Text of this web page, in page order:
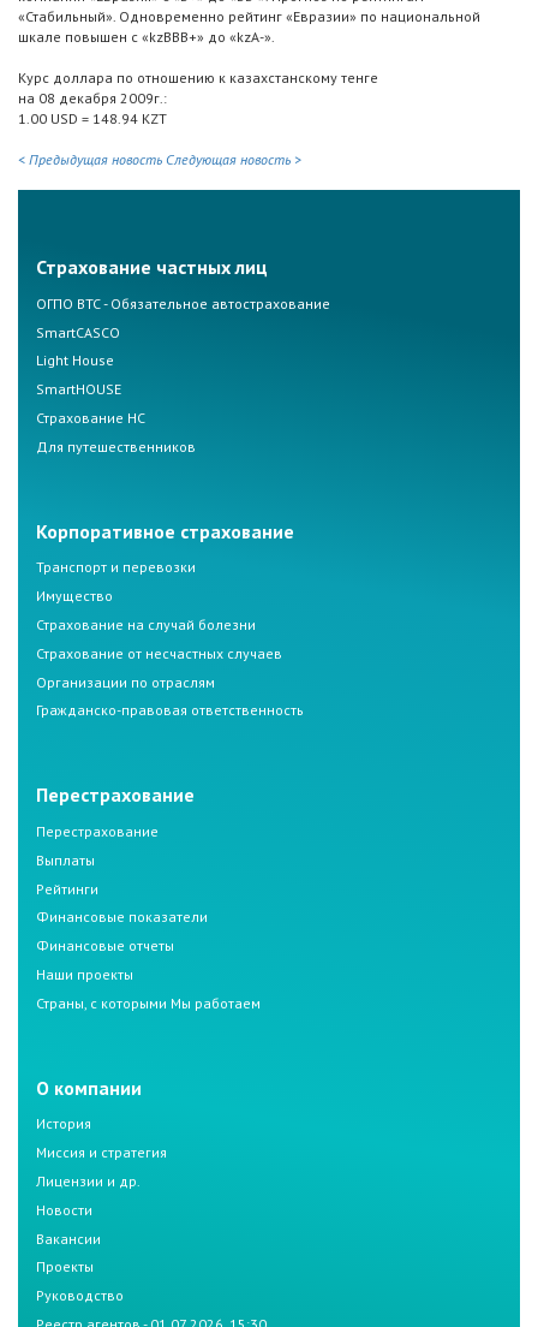
«Стабильный». Одновременно рейтинг «Евразии» по национальной
шкале повышен с «kzВВВ+» до «kzA-».
Курс доллара по отношению к казахстанскому тенге
на 08 декабря 2009г.:
1.00 USD = 148.94 KZT
< Предыдущая новость Следующая новость >
Страхование частных лиц
ОГПО ВТС - Обязательное автострахование
SmartCASCO
Light House
SmartHOUSE
Страхование НС
Для путешественников
Корпоративное страхование
Транспорт и перевозки
Имущество
Страхование на случай болезни
Страхование от несчастных случаев
Организации по отраслям
Гражданско-правовая ответственность
Перестрахование
Перестрахование
Выплаты
Рейтинги
Финансовые показатели
Финансовые отчеты
Наши проекты
Страны, с которыми Мы работаем
О компании
История
Миссия и стратегия
Лицензии и др.
Новости
Вакансии
Проекты
Руководство